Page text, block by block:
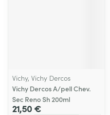
Vichy, Vichy Dercos
Vichy Dercos A/pell Chev.
Sec Reno Sh 200ml
21,50 €